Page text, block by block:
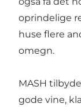
oprindelige
huse flere
omegn.
MASH
gode vine,